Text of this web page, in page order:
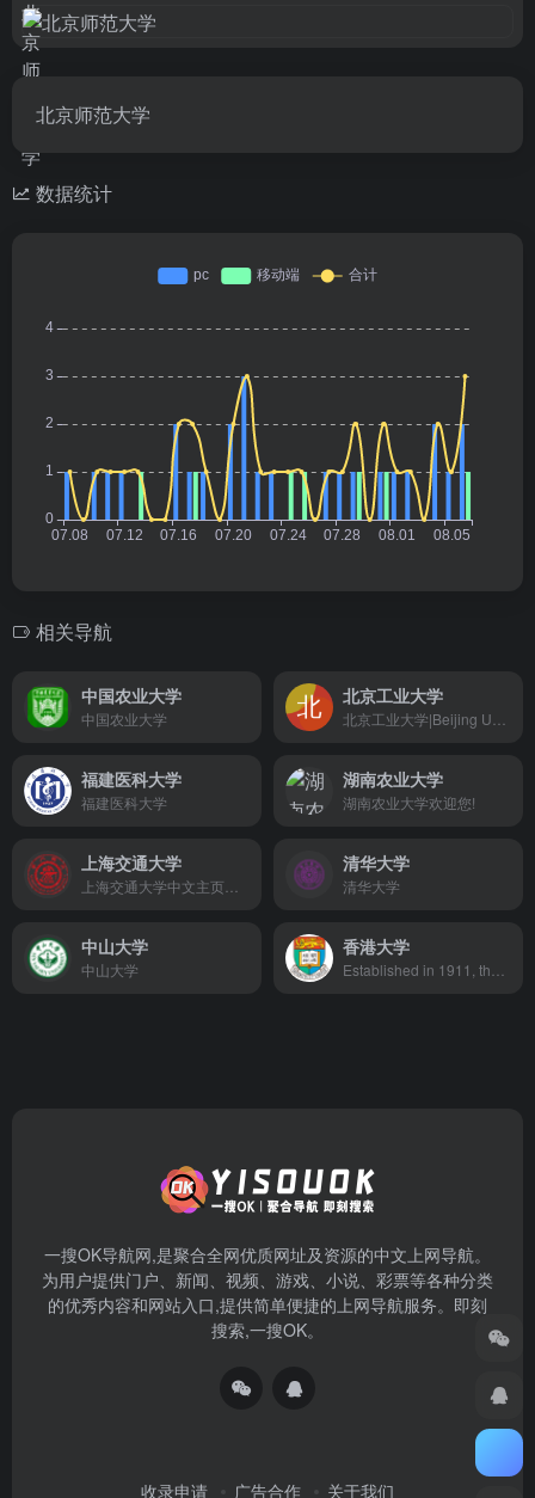
北京师范大学
数据统计
相关导航
中国农业大学
中国农业大学
北京工业大学
福建医科大学
福建医科大学
湖南农业大学
湖南农业大学欢迎您!
上海交通大学 清华大学
清华大学
中山大学
中山大学
香港大学
一搜OK导航网,是聚合全网优质网址及资源的中文上网导航。
为用户提供门户、新闻、视频、游戏、小说、彩票等各种分类
的优秀内容和网站入口,提供简单便捷的上网导航服务。即刻
搜索,一搜OK。
收录申请 广告合作 关于我们